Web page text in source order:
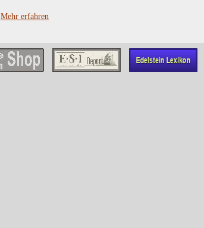
Mehr erfahren